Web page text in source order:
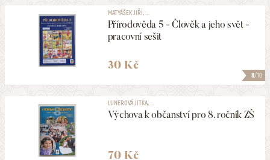
8/10
MATYÁŠEK JIŘÍ, ...
Přírodověda 5 - Člověk a jeho svět -
pracovní sešit
30 Kč
LUNEROVÁ JITKA, ...
Výchova k občanství pro 8. ročník ZŠ
70 Kč